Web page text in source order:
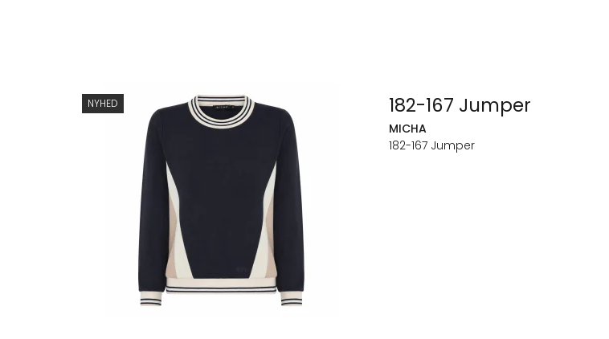
NYHED 182-167 Jumper
MICHA
182-167 Jumper